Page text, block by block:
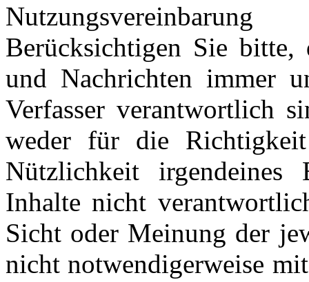
Nutzungsvereinbarung
Berücksichtigen Sie
und Nachrichten immer
Verfasser verantwortlich
weder für die
Nützlichkeit
Inhalte nicht
Sicht oder Meinung der
nicht notwendigerweise